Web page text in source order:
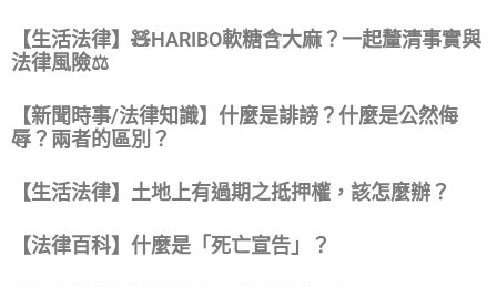
【生活法律】🧸HARIBO軟糖含大麻？一起釐清事實與
法律風險⚖️
【新聞時事/法律知識】什麼是誹謗？什麼是公然侮
辱？兩者的區別？
【生活法律】土地上有過期之抵押權，該怎麼辦？
【法律百科】什麼是「死亡宣告」？